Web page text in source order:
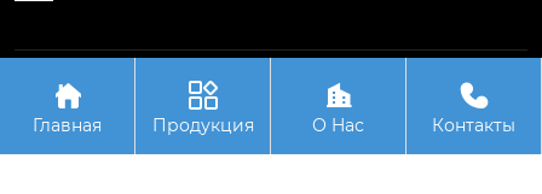
Авторское право©ООО Ляонин Мэйигао Электро
Автоматизация Оборудования

Главная

Продукция

О Hас

Контакты